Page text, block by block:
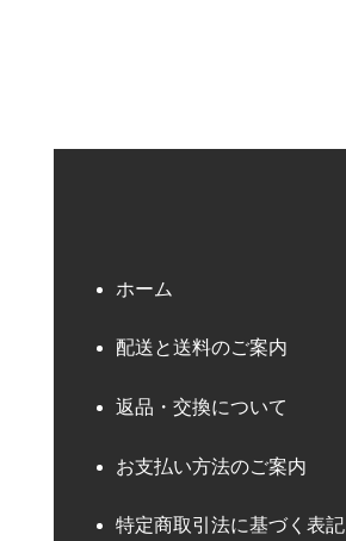
ホーム
配送と送料のご案内
返品・交換について
お支払い方法のご案内
特定商取引法に基づく表記